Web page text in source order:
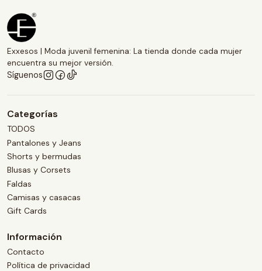
Exxesos | Moda juvenil femenina: La tienda donde cada mujer
encuentra su mejor versión.
Síguenos
Categorías
TODOS
Pantalones y Jeans
Shorts y bermudas
Blusas y Corsets
Faldas
Camisas y casacas
Gift Cards
Información
Contacto
Política de privacidad